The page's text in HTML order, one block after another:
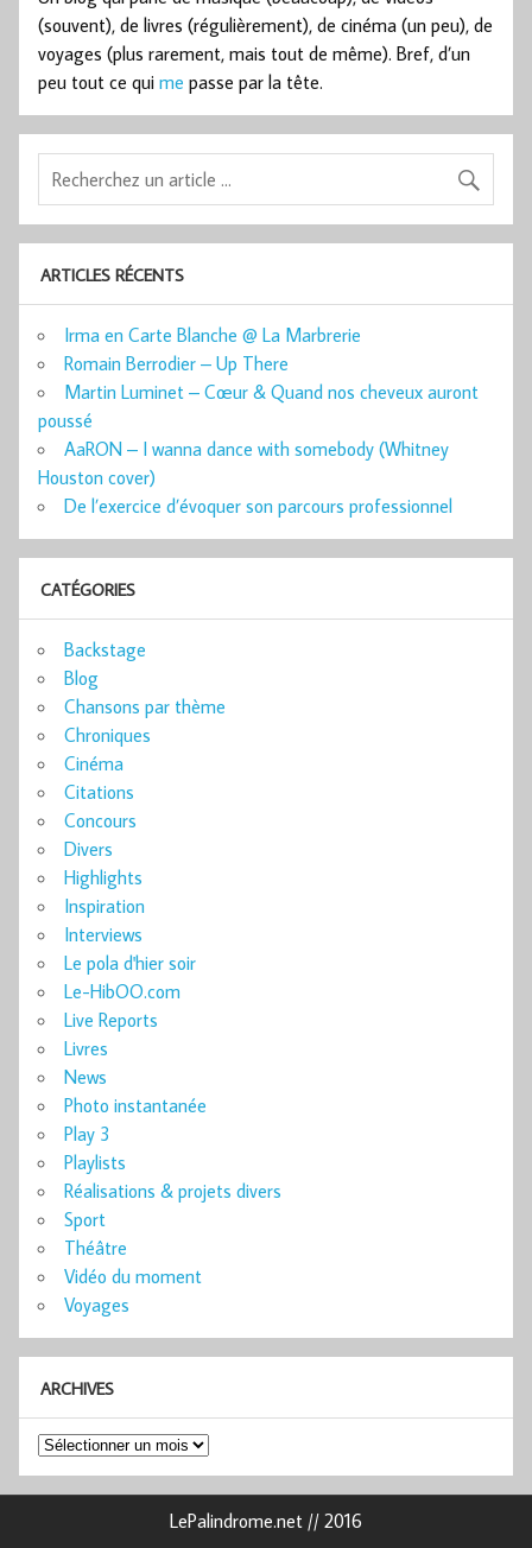
(souvent), de livres (régulièrement), de cinéma (un peu), de
voyages (plus rarement, mais tout de même). Bref, d’un
peu tout ce qui me passe par la tête.
ARTICLES RÉCENTS
Irma en Carte Blanche @ La Marbrerie
Romain Berrodier – Up There
Martin Luminet – Cœur & Quand nos cheveux auront
poussé
AaRON – I wanna dance with somebody (Whitney
Houston cover)
De l’exercice d’évoquer son parcours professionnel
CATÉGORIES
Backstage
Blog
Chansons par thème
Chroniques
Cinéma
Citations
Concours
Divers
Highlights
Inspiration
Interviews
Le pola d'hier soir
Le-HibOO.com
Live Reports
Livres
News
Photo instantanée
Play 3
Playlists
Réalisations & projets divers
Sport
Théâtre
Vidéo du moment
Voyages
ARCHIVES
Archives
LePalindrome.net // 2016